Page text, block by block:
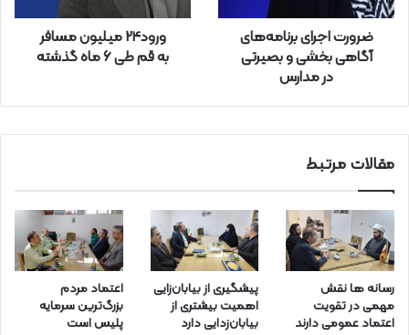
ر
ضرورت اجرای برنامه‌های
آگاهی بخشی و بصیرتی
در مدارس
ورود24 میلیون مسافر
به قم طی ۶ ماه گذشته
مقالات مرتبط
رسانه ها نقش
مهمی در تقویت
اعتماد عمومی دارند
پیشگیری از بیابان‌زایی
اهمیت بیشتری از
بیابان‌زدایی دارد
اعتماد مردم
بزرگ‌ترین سرمایه
پلیس است